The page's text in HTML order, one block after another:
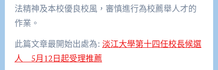
法精神及本校優良校風，審慎進行為校薦舉人才的
作業。
此篇文章最開始出處為: 淡江大學第十四任校長候選
人 5月12日起受理推薦